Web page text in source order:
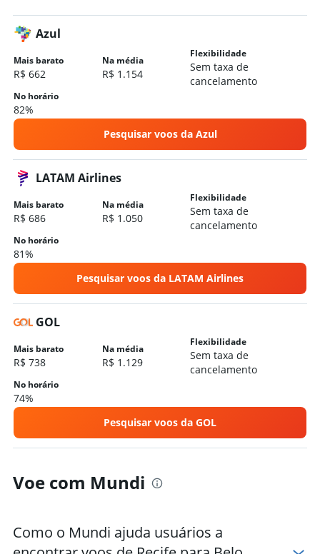
Hotéis em Uberlândia
Hotéis em São Thomé das Letras
Hotéis em Juiz de Fora
Hotéis em Tiradentes
Hotéis em Ipatinga
Hotéis em Montes Claros
Hotéis em São Lourenço
Azul
Mais barato
R$ 662
Na média
R$ 1.154
Flexibilidade
Sem taxa de
cancelamento
No horário
82%
Pesquisar voos da Azul
LATAM Airlines
Mais barato
R$ 686
Na média
R$ 1.050
Flexibilidade
Sem taxa de
cancelamento
No horário
81%
Pesquisar voos da LATAM Airlines
GOL
Mais barato
R$ 738
Na média
R$ 1.129
Flexibilidade
Sem taxa de
cancelamento
No horário
74%
Pesquisar voos da GOL
Voe com Mundi
Como o Mundi ajuda usuários a